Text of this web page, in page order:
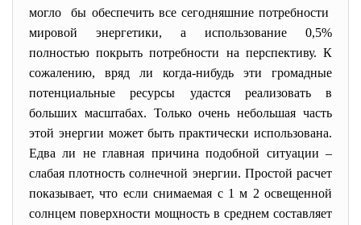
могло бы обеспечить все сегодняшние потребности
мировой энергетики, а использование 0,5%
полностью покрыть потребности на перспективу. К
сожалению, вряд ли когда-нибудь эти громадные
потенциальные ресурсы удастся реализовать в
больших масштабах. Только очень небольшая часть
этой энергии может быть практически использована.
Едва ли не главная причина подобной ситуации –
слабая плотность солнечной энергии. Простой расчет
показывает, что если снимаемая с 1 м 2 освещенной
солнцем поверхности мощность в среднем составляет